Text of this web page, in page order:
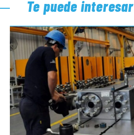
Te puede interesar